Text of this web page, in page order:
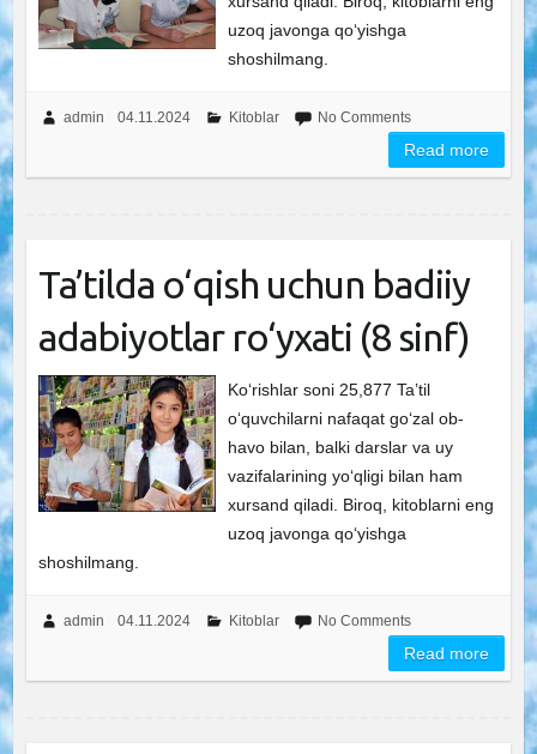
uzoq javonga qo‘yishga
shoshilmang.
admin 04.11.2024 Kitoblar No Comments
Read more
Ta’tilda o‘qish uchun badiiy
adabiyotlar ro‘yxati (8 sinf)
Ko‘rishlar soni 25,877 Ta’til
o‘quvchilarni nafaqat go‘zal ob-
havo bilan, balki darslar va uy
vazifalarining yo‘qligi bilan ham
xursand qiladi. Biroq, kitoblarni eng
uzoq javonga qo‘yishga
shoshilmang.
admin 04.11.2024 Kitoblar No Comments
Read more